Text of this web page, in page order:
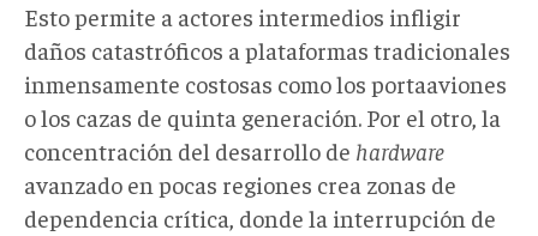
Esto permite a actores intermedios infligir
daños catastróficos a plataformas tradicionales
inmensamente costosas como los portaaviones
o los cazas de quinta generación. Por el otro, la
concentración del desarrollo de hardware
avanzado en pocas regiones crea zonas de
dependencia crítica, donde la interrupción de